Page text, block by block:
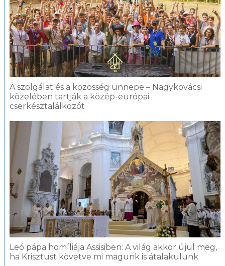
A szolgálat és a közösség ünnepe – Nagykovácsi
közelében tartják a közép-európai
cserkésztalálkozót
Leó pápa homíliája Assisiben: A világ akkor újul meg,
ha Krisztust követve mi magunk is átalakulunk